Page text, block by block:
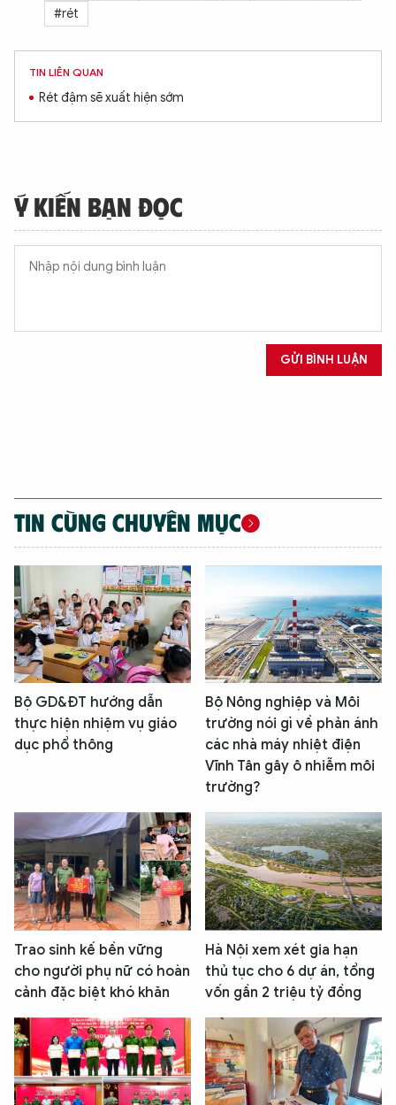
#rét
TIN LIÊN QUAN
Rét đậm sẽ xuất hiện sớm
Ý KIẾN BẠN ĐỌC
GỬI BÌNH LUẬN
TIN CÙNG CHUYÊN MỤC
Bộ GD&ĐT hướng dẫn
thực hiện nhiệm vụ giáo
dục phổ thông
Bộ Nông nghiệp và Môi
trường nói gì về phản ánh
các nhà máy nhiệt điện
Vĩnh Tân gây ô nhiễm môi
trường?
Trao sinh kế bền vững
cho người phụ nữ có hoàn
cảnh đặc biệt khó khăn
Hà Nội xem xét gia hạn
thủ tục cho 6 dự án, tổng
vốn gần 2 triệu tỷ đồng